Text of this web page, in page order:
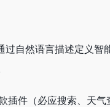
过自然语言描述定义
插件（必应搜索、天气